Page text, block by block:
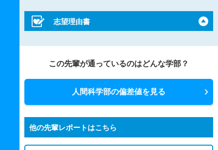
志望理由書
この先輩が通っているのはどんな学部？
人間科学部の偏差値を見る
他の先輩レポートはこちら